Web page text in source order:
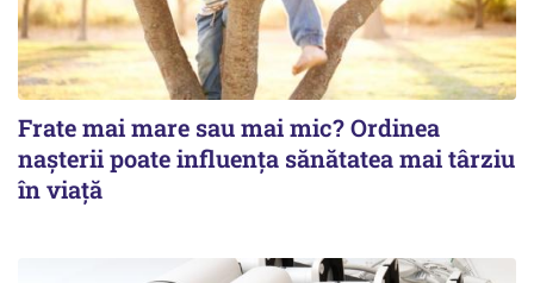
Frate mai mare sau mai mic? Ordinea
nașterii poate influența sănătatea mai târziu
în viață